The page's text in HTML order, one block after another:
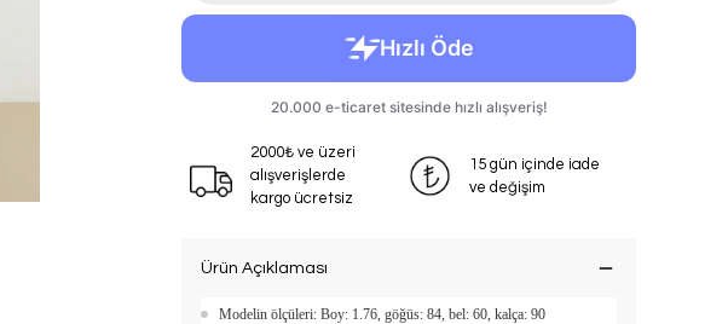
2000₺ ve üzeri
alışverişlerde
kargo ücretsiz
15 gün içinde iade
ve değişim
Ürün Açıklaması
Modelin ölçüleri: Boy: 1.76, göğüs: 84, bel: 60, kalça: 90